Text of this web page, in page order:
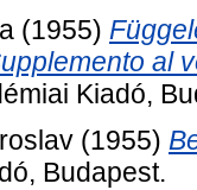
(1955)
al
Kiadó,
(1955)
Budapest.